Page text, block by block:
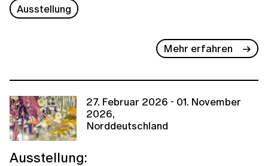
Ausstellung
Mehr erfahren
27. Februar 2026 - 01. November
2026,
Norddeutschland
Ausstellung: